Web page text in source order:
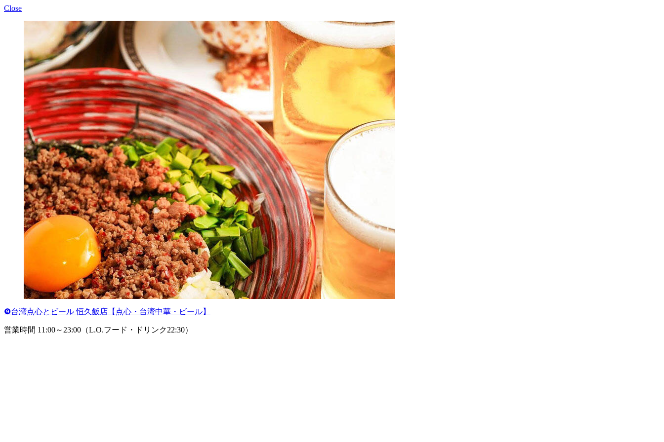
Close
❾台湾点心とビール 恒久飯店【点心・台湾中華・ビール】
営業時間 11:00～23:00（L.O.フード・ドリンク22:30）